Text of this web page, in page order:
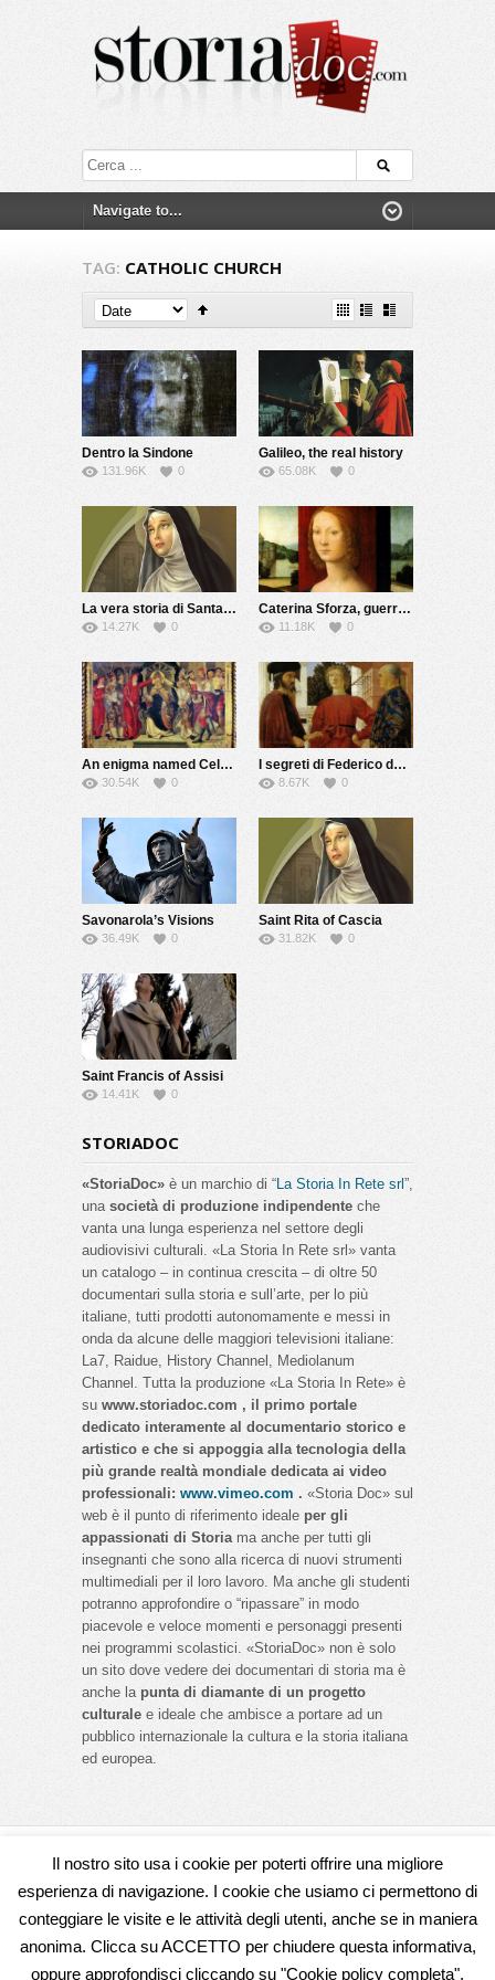
TAG: CATHOLIC CHURCH
Dentro la Sindone
131.96K 0
Galileo, the real history
65.08K 0
La vera storia di Santa Rita
14.27K 0
Caterina Sforza, guerriera e alchimista
11.18K 0
An enigma named Celestine V
30.54K 0
I segreti di Federico da Montefeltro
8.67K 0
Savonarola’s Visions
36.49K 0
Saint Rita of Cascia
31.82K 0
Saint Francis of Assisi
14.41K 0
STORIADOC
«StoriaDoc» è un marchio di “La Storia In Rete srl ”,
una società di produzione indipendente che
vanta una lunga esperienza nel settore degli
audiovisivi culturali. «La Storia In Rete srl» vanta
un catalogo – in continua crescita – di oltre 50
documentari sulla storia e sull’arte, per lo più
italiane, tutti prodotti autonomamente e messi in
onda da alcune delle maggiori televisioni italiane:
La7, Raidue, History Channel, Mediolanum
Channel. Tutta la produzione «La Storia In Rete» è
su www.storiadoc.com , il primo portale
dedicato interamente al documentario storico e
artistico e che si appoggia alla tecnologia della
più grande realtà mondiale dedicata ai video
professionali: www.vimeo.com . «Storia Doc» sul
web è il punto di riferimento ideale per gli
appassionati di Storiama anche per tutti gli
insegnanti che sono alla ricerca di nuovi strumenti
multimediali per il loro lavoro. Ma anche gli studenti
potranno approfondire o “ripassare” in modo
piacevole e veloce momenti e personaggi presenti
nei programmi scolastici. «StoriaDoc» non è solo
un sito dove vedere dei documentari di storia ma è
anche la punta di diamante di un progetto
culturale e ideale che ambisce a portare ad un
pubblico internazionale la cultura e la storia italiana
ed europea.
Seguici su
Home Come funziona StoriaDoc
Rassegna
Stampa – Parlano di noi
Contattaci
Il nostro sito usa i cookie per poterti offrire una migliore
esperienza di navigazione. I cookie che usiamo ci permettono di
conteggiare le visite e le attività degli utenti, anche se in maniera
anonima. Clicca su ACCETTO per chiudere questa informativa,
oppure approfondisci cliccando su "Cookie policy completa".